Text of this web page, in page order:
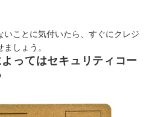
いことに気付いたら、すぐにクレジ
しょう。
ってはセキュリティコー